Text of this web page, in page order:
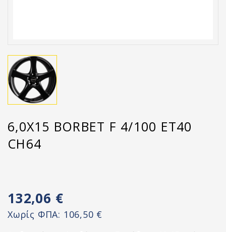
6,0X15 BORBET F 4/100 ET40
CH64
132,06 €
Χωρίς ΦΠΑ: 106,50 €